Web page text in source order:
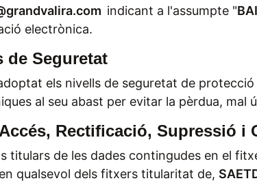
indicant a l'assumpte "
electrònica.
de Seguretat
els nivells de seguretat de
al seu abast per evitar la pèrdua,
Rectificació, Supressió i
titulars de les dades contingudes en el
qualsevol dels fitxers titularitat de,